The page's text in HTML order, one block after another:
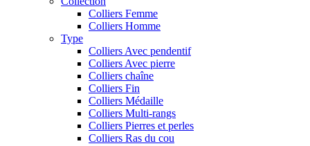
Colliers Femme
Colliers Homme
Type
Colliers Avec pendentif
Colliers Avec pierre
Colliers chaîne
Colliers Fin
Colliers Médaille
Colliers Multi-rangs
Colliers Pierres et perles
Colliers Ras du cou